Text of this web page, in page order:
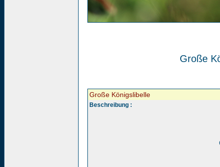
Große
Große Königslibelle
Beschreibung :